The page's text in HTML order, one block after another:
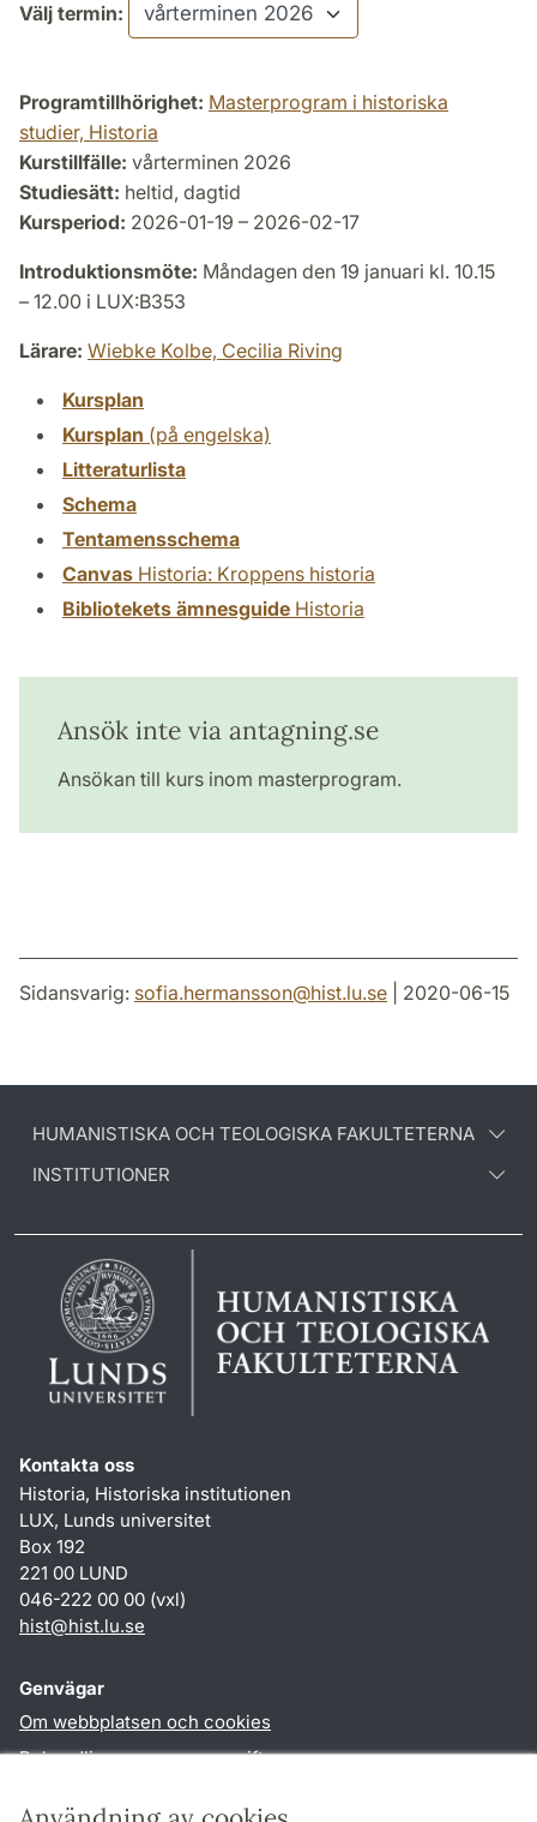
Välj termin:
Programtillhörighet: Masterprogram i historiska
studier, Historia
Kurstillfälle: vårterminen 2026
Studiesätt: heltid, dagtid
Kursperiod: 2026-01-19 – 2026-02-17
Introduktionsmöte: Måndagen den 19 januari kl. 10.15
– 12.00 i LUX:B353
Lärare: Wiebke Kolbe, Cecilia Riving
Kursplan
Kursplan (på engelska)
Litteraturlista
Schema
Tentamensschema
Canvas Historia: Kroppens historia
Bibliotekets ämnesguide Historia
Ansök inte via antagning.se
Ansökan till kurs inom masterprogram.
Sidansvarig: sofia.hermansson@hist.lu.se | 2020-06-15
HUMANISTISKA OCH TEOLOGISKA FAKULTETERNA
INSTITUTIONER
Kontakta oss
Historia, Historiska institutionen
LUX, Lunds universitet
Box 192
221 00 LUND
046-222 00 00 (vxl)
hist@hist.lu.se
Genvägar
Om webbplatsen och cookies
Behandling av personuppgifter